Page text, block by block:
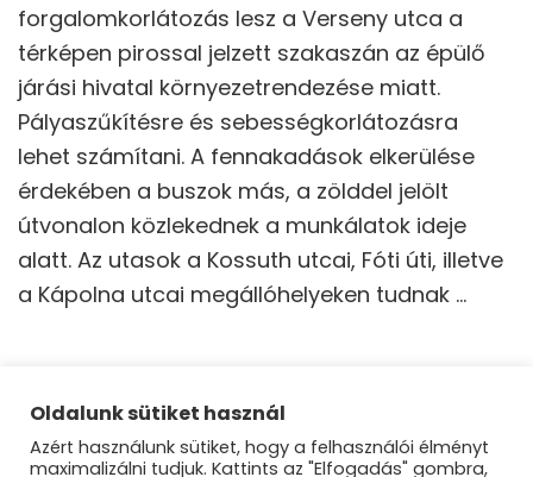
forgalomkorlátozás lesz a Verseny utca a
térképen pirossal jelzett szakaszán az épülő
járási hivatal környezetrendezése miatt.
Pályaszűkítésre és sebességkorlátozásra
lehet számítani. A fennakadások elkerülése
érdekében a buszok más, a zölddel jelölt
útvonalon közlekednek a munkálatok ideje
alatt. Az utasok a Kossuth utcai, Fóti úti, illetve
a Kápolna utcai megállóhelyeken tudnak …
Bejegyzések
Oldal
1 Oldal
2 Oldal
3 Oldal
4
Oldalunk sütiket használ
Azért használunk sütiket, hogy a felhasználói élményt
maximalizálni tudjuk. Kattints az "Elfogadás" gombra,